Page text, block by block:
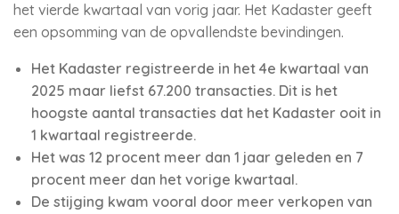
het vierde kwartaal van vorig jaar. Het Kadaster geeft
een opsomming van de opvallendste bevindingen.
Het Kadaster registreerde in het 4e kwartaal van
2025 maar liefst 67.200 transacties. Dit is het
hoogste aantal transacties dat het Kadaster ooit in
1 kwartaal registreerde.
Het was 12 procent meer dan 1 jaar geleden en 7
procent meer dan het vorige kwartaal.
De stijging kwam vooral door meer verkopen van